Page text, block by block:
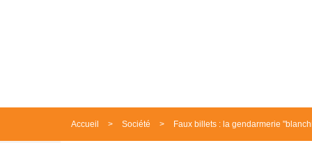
Accueil Société Faux billets : la gendarmerie